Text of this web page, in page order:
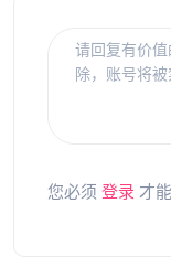
您必须 登录 才